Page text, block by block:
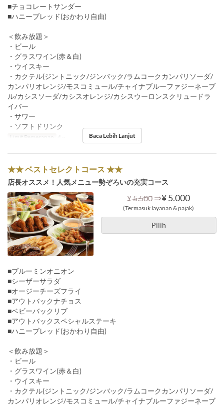
■チョコレートサンダー
■ハニーブレッド(おかわり自由)
＜飲み放題＞
・ビール
・グラスワイン(赤＆白)
・ウイスキー
・カクテル(ジントニック/ジンバック/ラムコークカンパリソーダ/
カンパリオレンジ/モスコミュール/チャイナブルーファジーネーブ
ル/カシスソーダ/カシスオレンジ/カシスウーロンスクリュードラ
イバー
・サワー
・ソフトドリンク
Limit Pemesanan 4 ~ Baca Lebih Lanjut
★★ ベストセレクトコース ★★
店長オススメ！人気メニュー勢ぞろいの充実コース
¥ 5.500 ⇒¥ 5.000
(Termasuk layanan & pajak)
Pilih
■ブルーミンオニオン
■シーザーサラダ
■オージーチーズフライ
■アウトバックナチョス
■ベビーバックリブ
■アウトバックスペシャルステーキ
■ハニーブレッド(おかわり自由)
＜飲み放題＞
・ビール
・グラスワイン(赤＆白)
・ウイスキー
・カクテル(ジントニック/ジンバック/ラムコークカンパリソーダ/
カンパリオレンジ/モスコミュール/チャイナブルーファジーネーブ